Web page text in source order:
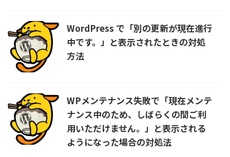
WordPress で「別の更新が現在進行
中です。」と表示されたときの対処
方法
WPメンテナンス失敗で「現在メンテ
ナンス中のため、しばらくの間ご利
用いただけません。」と表示される
ようになった場合の対処法